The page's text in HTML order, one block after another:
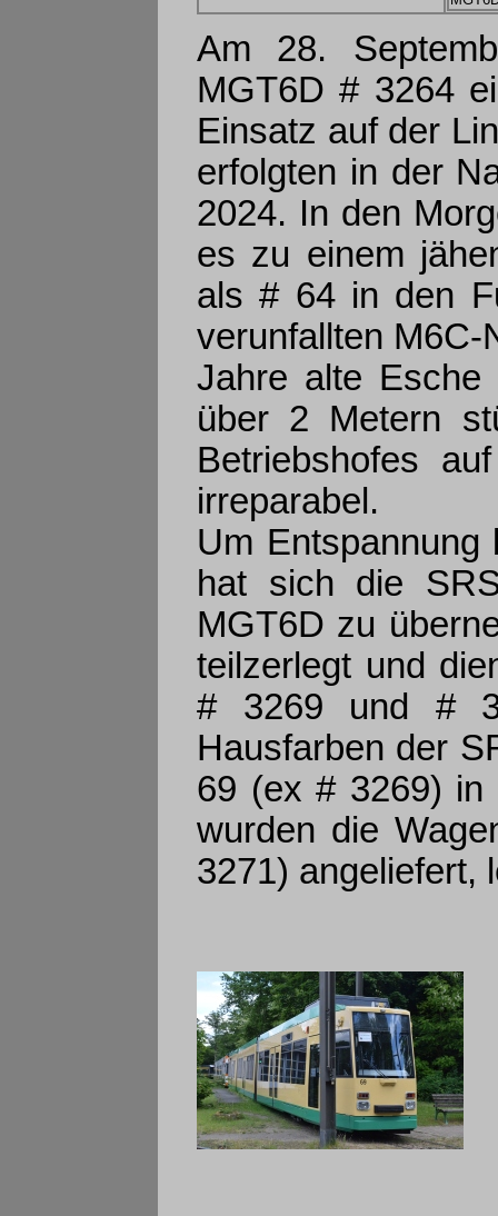
Am 28.
MGT6D # 3264
Einsatz auf der
erfolgten in der
2024. In den
es zu einem
als # 64 in den
verunfallten M6C-
Jahre alte Esche
über 2 Metern
Betriebshofes
irreparabel.
Um Entspannung
hat sich die
MGT6D zu
teilzerlegt und
# 3269 und #
Hausfarben der
69 (ex # 3269) in
wurden die
3271) angeliefert,